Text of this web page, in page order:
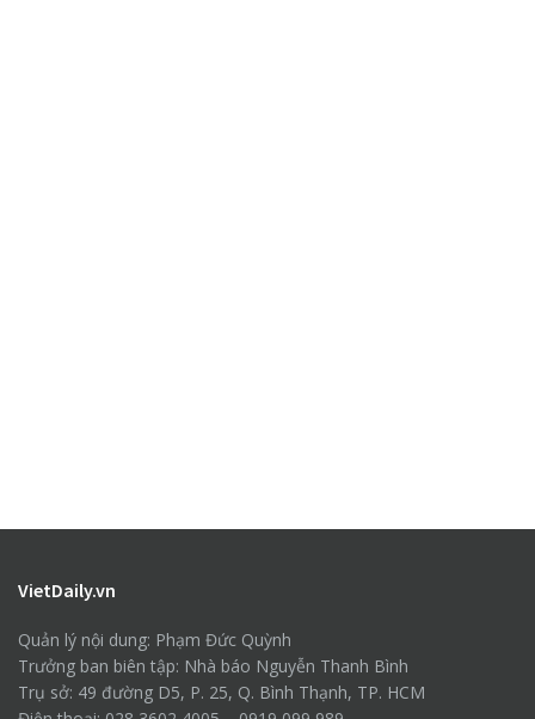
VietDaily.vn
Quản lý nội dung: Phạm Đức Quỳnh
Trưởng ban biên tập: Nhà báo Nguyễn Thanh Bình
Trụ sở: 49 đường D5, P. 25, Q. Bình Thạnh, TP. HCM